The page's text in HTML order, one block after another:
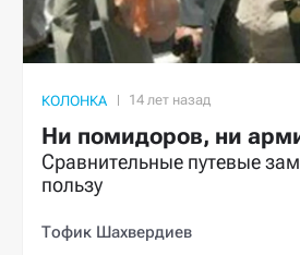
КОЛОНКА
Ни помидоров, ни
Сравнительные путевые
пользу
Тофик Шахвердиев